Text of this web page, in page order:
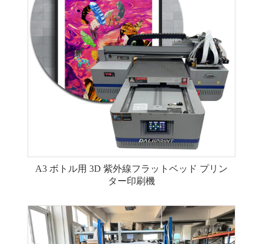
A3 ボトル用 3D 紫外線フラットベッド プリン
ター印刷機